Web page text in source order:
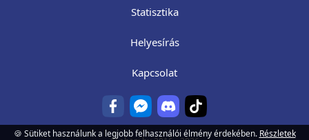
Statisztika
Helyesírás
Kapcsolat
🍪 Sütiket használunk a legjobb felhasználói élmény érdekében. Részletek